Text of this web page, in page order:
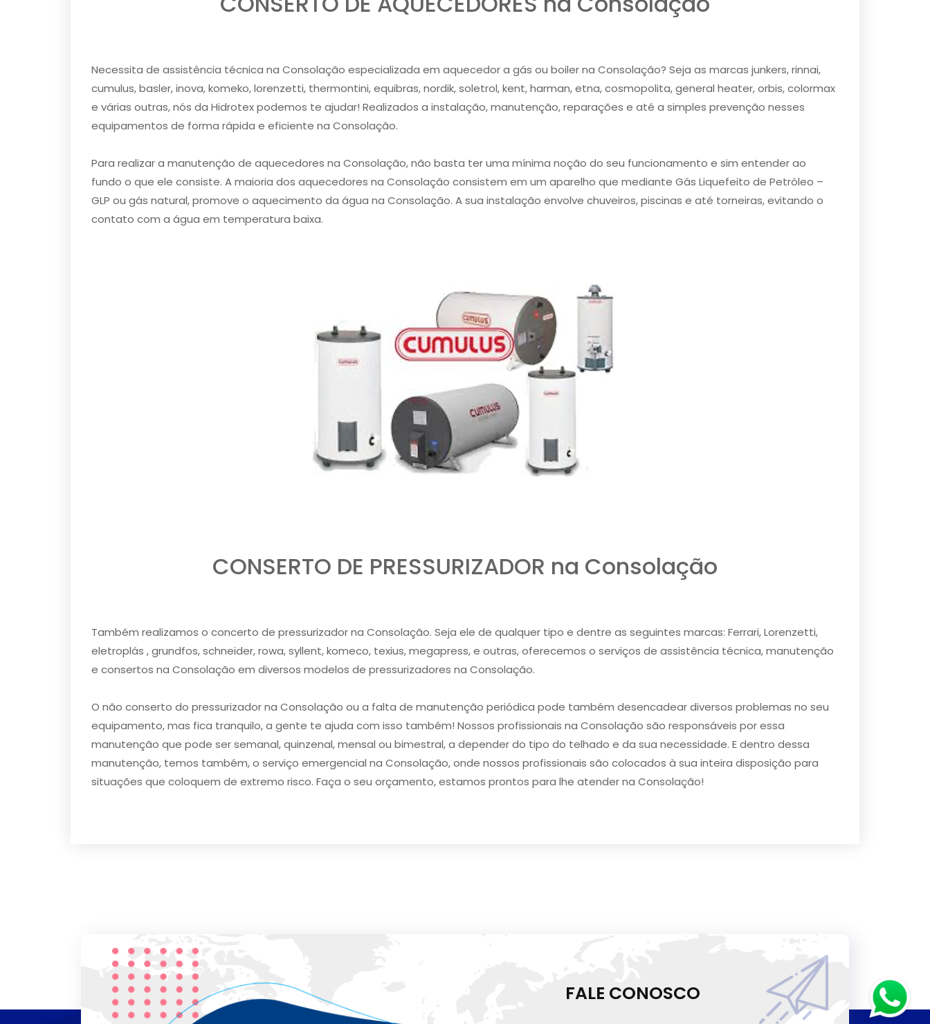
Necessita de assistência técnica na Consolação especializada em aquecedor a gás ou boiler na Consolação? Seja as marcas junkers, rinnai,
cumulus, basler, inova, komeko, lorenzetti, thermontini, equibras, nordik, soletrol, kent, harman, etna, cosmopolita, general heater, orbis, colormax
e várias outras, nós da Hidrotex podemos te ajudar! Realizados a instalação, manutenção, reparações e até a simples prevenção nesses
equipamentos de forma rápida e eficiente na Consolação.
Para realizar a manutenção de aquecedores na Consolação, não basta ter uma mínima noção do seu funcionamento e sim entender ao
fundo o que ele consiste. A maioria dos aquecedores na Consolação consistem em um aparelho que mediante Gás Liquefeito de Petróleo –
GLP ou gás natural, promove o aquecimento da água na Consolação. A sua instalação envolve chuveiros, piscinas e até torneiras, evitando o
contato com a água em temperatura baixa.
CONSERTO DE PRESSURIZADOR na Consolação
Também realizamos o concerto de pressurizador na Consolação. Seja ele de qualquer tipo e dentre as seguintes marcas: Ferrari, Lorenzetti,
eletroplás , grundfos, schneider, rowa, syllent, komeco, texius, megapress, e outras, oferecemos o serviços de assistência técnica, manutenção
e consertos na Consolação em diversos modelos de pressurizadores na Consolação.
O não conserto do pressurizador na Consolação ou a falta de manutenção periódica pode também desencadear diversos problemas no seu
equipamento, mas fica tranquilo, a gente te ajuda com isso também! Nossos profissionais na Consolação são responsáveis por essa
manutenção que pode ser semanal, quinzenal, mensal ou bimestral, a depender do tipo do telhado e da sua necessidade. E dentro dessa
manutenção, temos também, o serviço emergencial na Consolação, onde nossos profissionais são colocados à sua inteira disposição para
situações que coloquem de extremo risco. Faça o seu orçamento, estamos prontos para lhe atender na Consolação!
FALE CONOSCO